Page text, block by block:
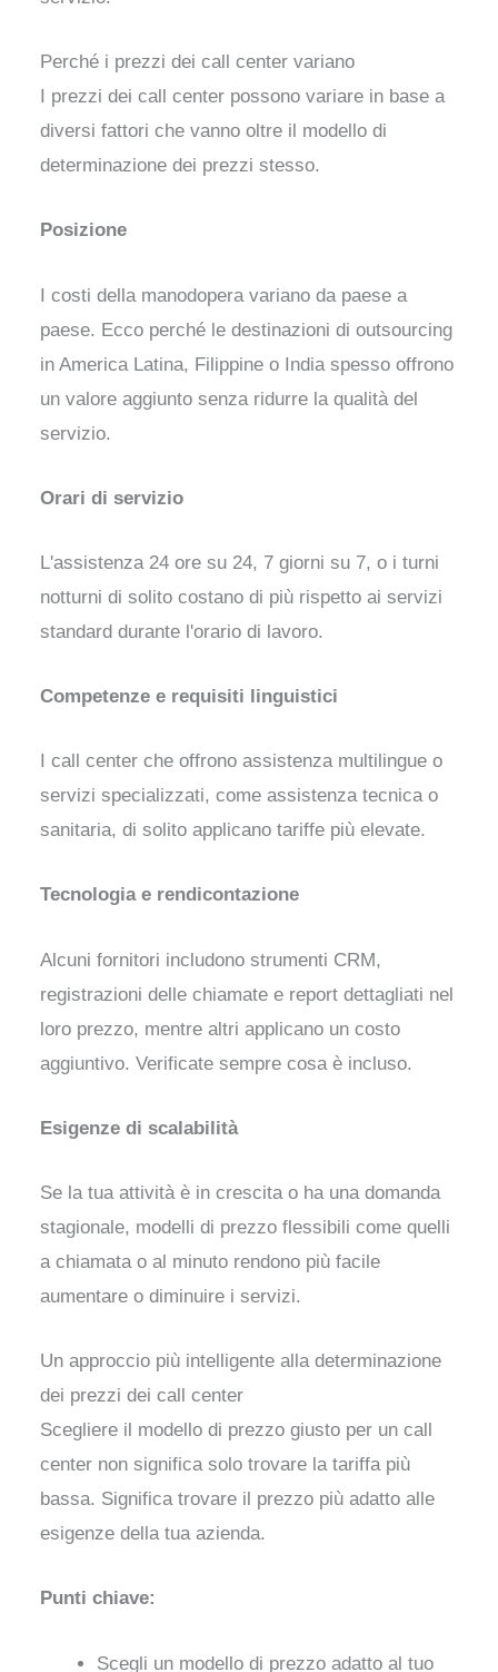
Perché i prezzi dei call center variano
I prezzi dei call center possono variare in base a
diversi fattori che vanno oltre il modello di
determinazione dei prezzi stesso.
Posizione
I costi della manodopera variano da paese a
paese. Ecco perché le destinazioni di outsourcing
in America Latina, Filippine o Indiaspesso offrono
un valore aggiunto senza ridurre la qualità del
servizio.
Orari di servizio
L'assistenza 24 ore su 24, 7 giorni su 7, o i turni
notturni di solito costano di più rispetto ai servizi
standard durante l'orario di lavoro.
Competenze e requisiti linguistici
I call center che offrono assistenza multilingue o
servizi specializzati, come assistenza tecnica o
sanitaria, di solito applicano tariffe più elevate.
Tecnologia e rendicontazione
Alcuni fornitori includono strumenti CRM,
registrazioni delle chiamate e report dettagliati nel
loro prezzo, mentre altri applicano un costo
aggiuntivo. Verificate sempre cosa è incluso.
Esigenze di scalabilità
Se la tua attività è in crescita o ha una domanda
stagionale, modelli di prezzo flessibili come quelli
a chiamata o al minuto rendono più facile
aumentare o diminuire i servizi.
Un approccio più intelligente alla determinazione
dei prezzi dei call center
Scegliere il modello di prezzo giusto per un call
center non significa solo trovare la tariffa più
bassa. Significa trovare il prezzo più adatto alle
esigenze della tua azienda.
Punti chiave:
Scegli un modello di prezzo adatto al tuo